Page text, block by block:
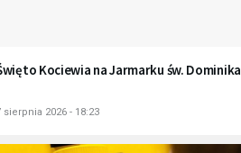
Kociewia na Jarmarku św. Dominika
sierpnia 2026 - 18:23